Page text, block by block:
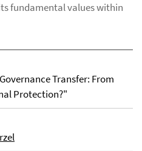
fundamental values within
Transfer: From
Protection?"